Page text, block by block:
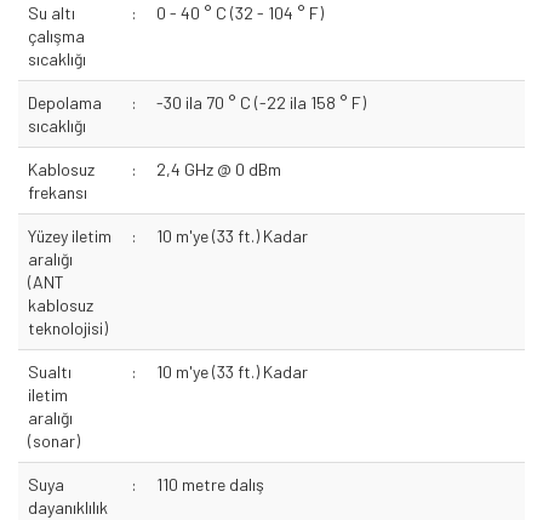
Su altı
çalışma
sıcaklığı
: 0 - 40 ° C (32 - 104 ° F)
Depolama
sıcaklığı
: -30 ila 70 ° C (-22 ila 158 ° F)
Kablosuz
frekansı
: 2,4 GHz @ 0 dBm
Yüzey iletim
aralığı
(ANT
kablosuz
teknolojisi)
: 10 m'ye (33 ft.) Kadar
Sualtı
iletim
aralığı
(sonar)
: 10 m'ye (33 ft.) Kadar
Suya
dayanıklılık
: 110 metre dalış